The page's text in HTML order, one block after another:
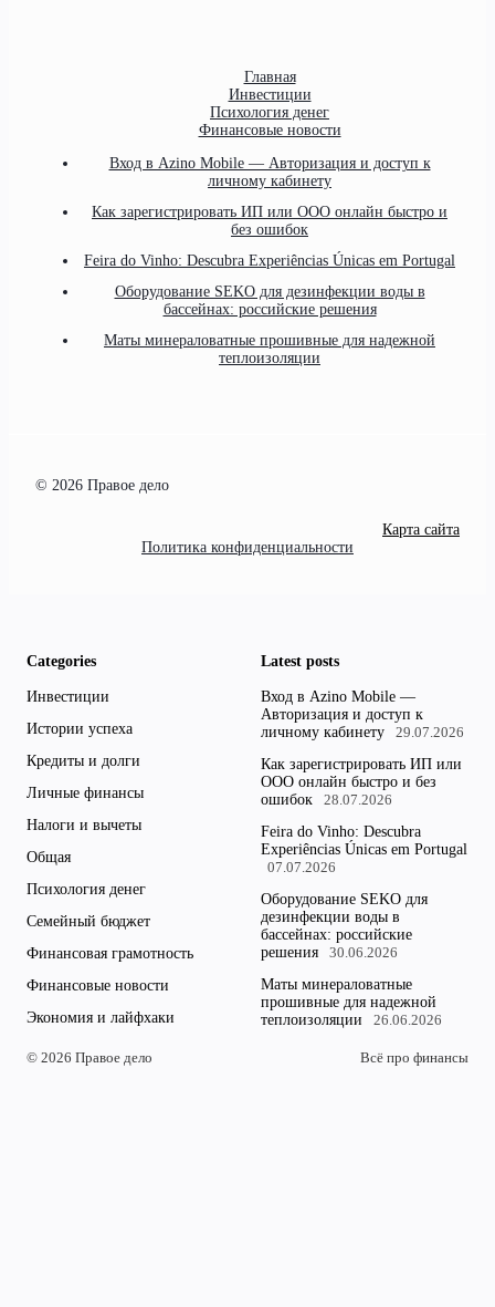
Главная
Инвестиции
Психология денег
Финансовые новости
Вход в Azino Mobile — Авторизация и доступ к
личному кабинету
Как зарегистрировать ИП или ООО онлайн быстро и
без ошибок
Feira do Vinho: Descubra Experiências Únicas em Portugal
Оборудование SEKO для дезинфекции воды в
бассейнах: российские решения
Маты минераловатные прошивные для надежной
теплоизоляции
© 2026 Правое дело
Карта сайта
Политика конфиденциальности
Categories
Инвестиции
Истории успеха
Кредиты и долги
Личные финансы
Налоги и вычеты
Общая
Психология денег
Семейный бюджет
Финансовая грамотность
Финансовые новости
Экономия и лайфхаки
Latest posts
Вход в Azino Mobile —
Авторизация и доступ к
личному кабинету
29.07.2026
Как зарегистрировать ИП или
ООО онлайн быстро и без
ошибок
28.07.2026
Feira do Vinho: Descubra
Experiências Únicas em Portugal
07.07.2026
Оборудование SEKO для
дезинфекции воды в
бассейнах: российские
решения
30.06.2026
Маты минераловатные
прошивные для надежной
теплоизоляции
26.06.2026
© 2026 Правое дело Всё про финансы